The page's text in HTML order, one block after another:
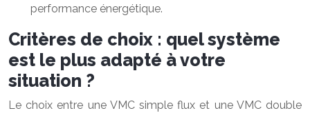
performance énergétique.
Critères de choix : quel système
est le plus adapté à votre
situation ?
Le choix entre une VMC simple flux et une VMC double